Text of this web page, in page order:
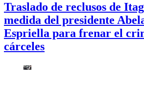
Traslado de reclusos de
medida del presidente
Espriella para frenar el
cárceles